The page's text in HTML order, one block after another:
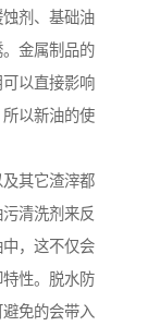
剂、基础油
金属制品的
以直接影响
以新油的使
其它渣滓都
清洗剂来反
，这不仅会
性。脱水防
免的会带入